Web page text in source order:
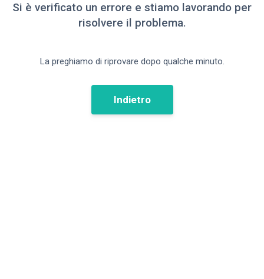
Si è verificato un errore e stiamo lavorando per
risolvere il problema.
La preghiamo di riprovare dopo qualche minuto.
Indietro